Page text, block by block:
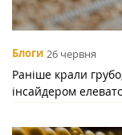
Блоги 26 червня
Раніше крали
інсайдером